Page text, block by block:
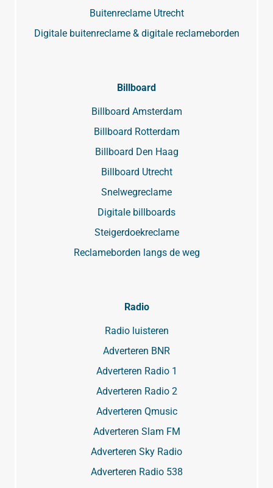
Buitenreclame Utrecht
Digitale buitenreclame & digitale reclameborden
Billboard
Billboard Amsterdam
Billboard Rotterdam
Billboard Den Haag
Billboard Utrecht
Snelwegreclame
Digitale billboards
Steigerdoekreclame
Reclameborden langs de weg
Radio
Radio luisteren
Adverteren BNR
Adverteren Radio 1
Adverteren Radio 2
Adverteren Qmusic
Adverteren Slam FM
Adverteren Sky Radio
Adverteren Radio 538